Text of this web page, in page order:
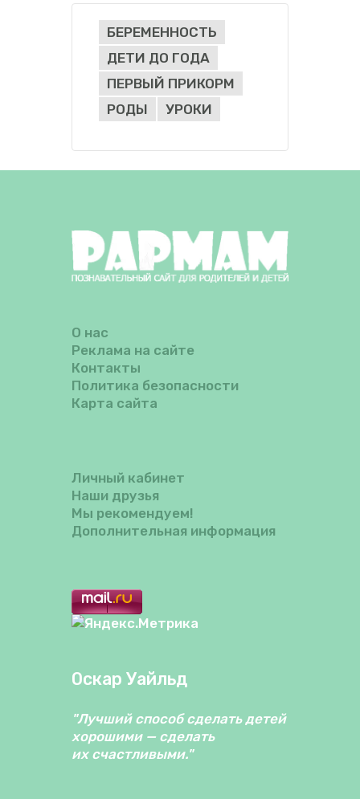
БЕРЕМЕННОСТЬ
ДЕТИ ДО ГОДА
ПЕРВЫЙ ПРИКОРМ
РОДЫ
УРОКИ
О нас
Реклама на сайте
Контакты
Политика безопасности
Карта сайта
Личный кабинет
Наши друзья
Мы рекомендуем!
Дополнительная информация
Оскар Уайльд
"Лучший способ сделать детей
хорошими — сделать
их счастливыми."